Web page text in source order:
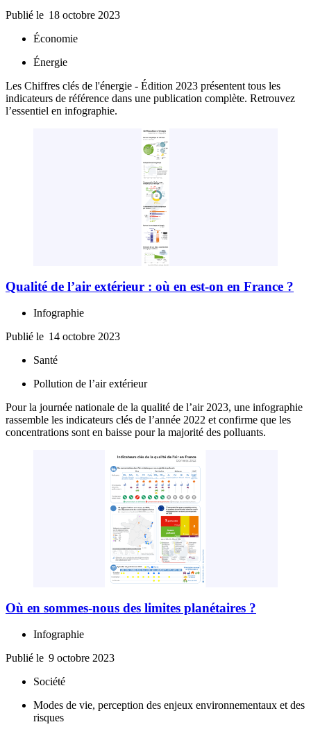
Publié le 18 octobre 2023
Économie
Énergie
Les Chiffres clés de l'énergie - Édition 2023 présentent tous les
indicateurs de référence dans une publication complète. Retrouvez
l’essentiel en infographie.
Qualité de l’air extérieur : où en est-on en France ?
Infographie
Publié le 14 octobre 2023
Santé
Pollution de l’air extérieur
Pour la journée nationale de la qualité de l’air 2023, une infographie
rassemble les indicateurs clés de l’année 2022 et confirme que les
concentrations sont en baisse pour la majorité des polluants.
Où en sommes-nous des limites planétaires ?
Infographie
Publié le 9 octobre 2023
Société
Modes de vie, perception des enjeux environnementaux et des
risques